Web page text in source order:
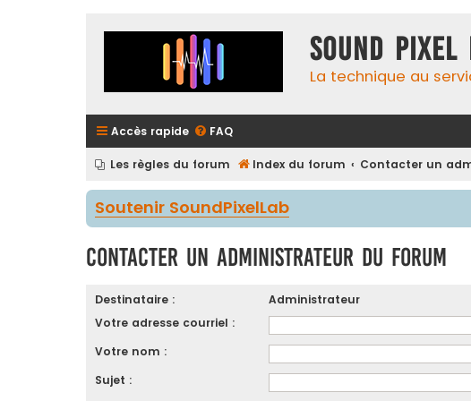
Sound Pixel
La technique au
Accès rapide FAQ
Les règles du forum Index du forum Contacter un
Soutenir SoundPixelLab
Contacter un administrateur du forum
Destinataire :
Administrateur
Votre adresse courriel :
Votre nom :
Sujet :